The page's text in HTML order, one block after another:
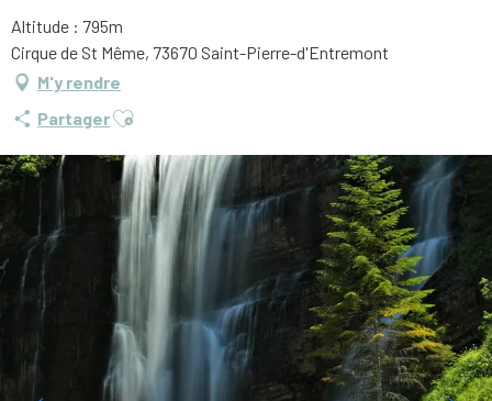
Altitude : 795m
Cirque de St Même, 73670 Saint-Pierre-d'Entremont
M'y rendre
PartagerAjouter aux favoris